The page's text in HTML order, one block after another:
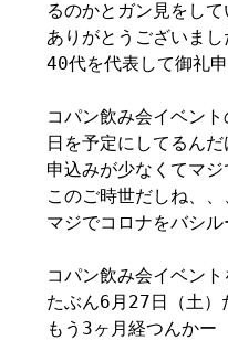
るのかとガン見をし
ありがとうございまし
40代を代表して御礼
コパン飲み会イベン
日を予定にしてるんだ
申込みが少なくてマ
このご時世だしね、、
マジでコロナをバシ
コパン飲み会イベン
たぶん6月27日（土）
もう3ヶ月経つんかー